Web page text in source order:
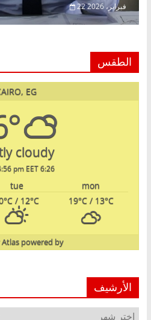
22 فبراير، 2026
الطقس
EG
cloudy
6:26 am
pm EET
mon
tue
19°C/ 13°C
°C / 12°C
powered by
الأرشيف
الأرشيف